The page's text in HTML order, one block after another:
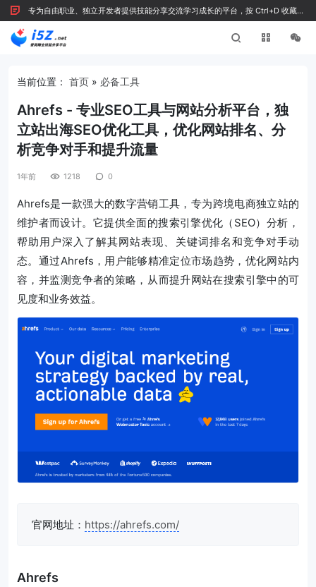
专为自由职业、独立开发者提供技能分享交流学习成长的平台，按 Ctrl+D 收藏我
们
当前位置： 首页 » 必备工具
Ahrefs - 专业SEO工具与网站分析平台，独
立站出海SEO优化工具，优化网站排名、分
析竞争对手和提升流量
1年前 1218 0
Ahrefs是一款强大的数字营销工具，‌专为跨境电商独立站的
维护者而设计。‌它提供全面的搜索引擎优化（‌SEO）‌分析，‌
帮助用户深入了解其网站表现、‌关键词排名和竞争对手动
态。‌通过Ahrefs，‌用户能够精准定位市场趋势，‌优化网站内
容，‌并监测竞争者的策略，‌从而提升网站在搜索引擎中的可
见度和业务效益。‌
官网地址： https://ahrefs.com/
Ahrefs